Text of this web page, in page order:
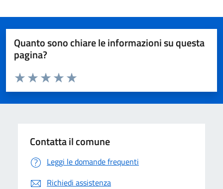
Quanto sono chiare le informazioni su questa
pagina?
Domanda
Valuta da 1 a 5 stelle la pagina
Valuta 5 stelle su 5
Valuta 4 stelle su 5
Valuta 3 stelle su 5
Valuta 2 stelle su 5
Valuta 1 stelle su 5
Contatta il comune
Leggi le domande frequenti
Richiedi assistenza